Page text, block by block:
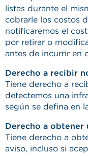
listas durante el
cobrarle los costos
notificaremos el
por retirar o
antes de incurrir en
Derecho a recibir
Tiene derecho a
detectemos una
según se defina en
Derecho a obtener
Tiene derecho a
aviso, incluso si